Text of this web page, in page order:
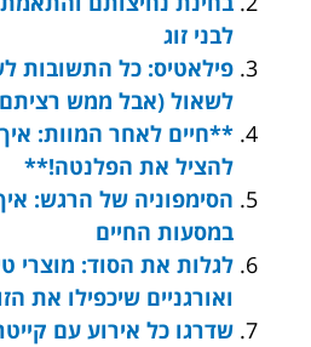
לבני זוג
פילאטיס: כל התשובות
לשאול (אבל ממש
**חיים לאחר המוות: איך
להציל את הפלנטה!**
הסימפוניה של הרגש:
במסעות החיים
לגלות את הסוד: מוצרי
ואורגניים שיכפילו את
שדרגו כל אירוע עם